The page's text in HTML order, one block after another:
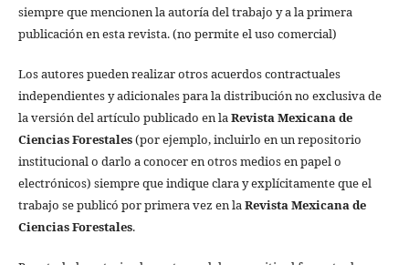
siempre que mencionen la autoría del trabajo y a la primera
publicación en esta revista. (no permite el uso comercial)
Los autores pueden realizar otros acuerdos contractuales
independientes y adicionales para la distribución no exclusiva de
la versión del artículo publicado en laRevista Mexicana de
Ciencias Forestales(por ejemplo, incluirlo en un repositorio
institucional o darlo a conocer en otros medios en papel o
electrónicos) siempre que indique clara y explícitamente que el
trabajo se publicó por primera vez en laRevista Mexicana de
Ciencias Forestales.